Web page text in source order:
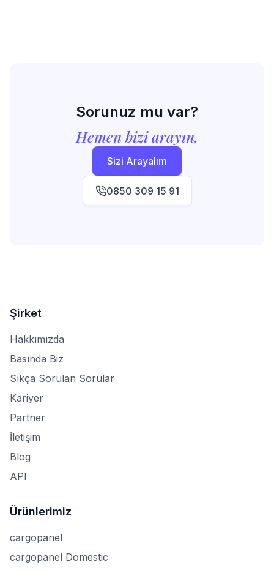
Sorunuz mu var?
Hemen bizi arayın.
Sizi Arayalım
0850 309 15 91
Şirket
Hakkımızda
Basında Biz
Sıkça Sorulan Sorular
Kariyer
Partner
İletişim
Blog
API
Ürünlerimiz
cargopanel
cargopanel Domestic